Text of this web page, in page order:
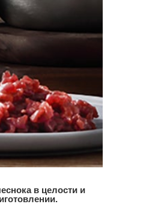
в целости и